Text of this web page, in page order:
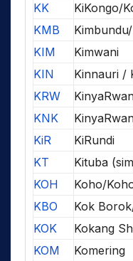
KK
KiKongo/
KMB
KIM
Kimwani
KIN
Kinnauri /
KRW
KNK
KiR
KiRundi
KT
Kituba
KOH
Koho/
KBO
Kok
KOK
Kokang
KOM
Komering